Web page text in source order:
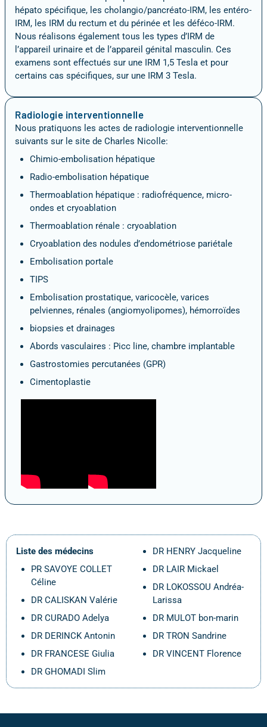
hépato spécifique, les cholangio/pancréato-IRM, les entéro-
IRM, les IRM du rectum et du périnée et les déféco-IRM.
Nous réalisons également tous les types d’IRM de
l’appareil urinaire et de l’appareil génital masculin. Ces
examens sont effectués sur une IRM 1,5 Tesla et pour
certains cas spécifiques, sur une IRM 3 Tesla.
Radiologie interventionnelle
Nous pratiquons les actes de radiologie interventionnelle
suivants sur le site de Charles Nicolle:
Chimio-embolisation hépatique
Radio-embolisation hépatique
Thermoablation hépatique : radiofréquence, micro-
ondes et cryoablation
Thermoablation rénale : cryoablation
Cryoablation des nodules d’endométriose pariétale
Embolisation portale
TIPS
Embolisation prostatique, varicocèle, varices
pelviennes, rénales (angiomyolipomes), hémorroïdes
biopsies et drainages
Abords vasculaires : Picc line, chambre implantable
Gastrostomies percutanées (GPR)
Cimentoplastie
Liste des médecins
PR SAVOYE COLLET
Céline
DR CALISKAN Valérie
DR CURADO Adelya
DR DERINCK Antonin
DR FRANCESE Giulia
DR GHOMADI Slim
DR HENRY Jacqueline
DR LAIR Mickael
DR LOKOSSOU Andréa-
Larissa
DR MULOT bon-marin
DR TRON Sandrine
DR VINCENT Florence